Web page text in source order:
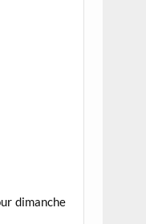
dimanche